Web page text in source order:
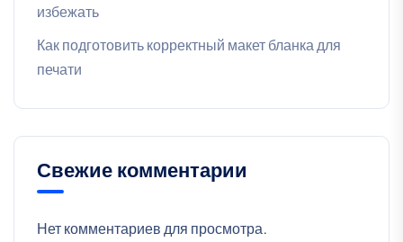
избежать
Как подготовить корректный макет бланка для
печати
Свежие комментарии
Нет комментариев для просмотра.